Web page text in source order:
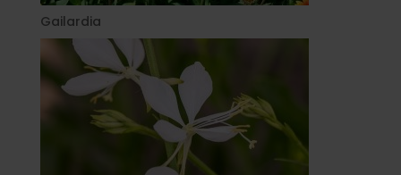
Gailardia